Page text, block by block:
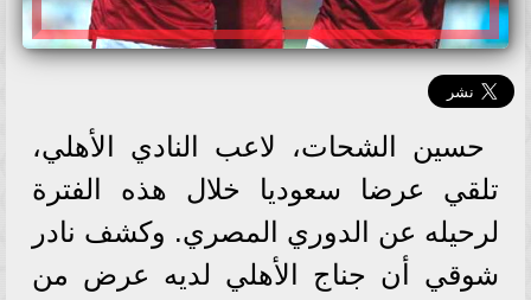
حسين الشحات، لاعب النادي الأهلي،
تلقي عرضا سعوديا خلال هذه الفترة
لرحيله عن الدوري المصري. وكشف نادر
شوقي أن جناج الأهلي لديه عرض من